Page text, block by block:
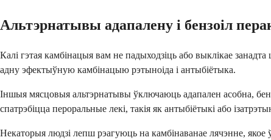
Альтэрнатывы адапалену і бензоіл
Калі гэтая камбінацыя вам не падыходзіць або выклікае
адну эфектыўную камбінацыю рэтыноіда і антыбіётыка.
Іншыя мясцовыя альтэрнатывы ўключаюць адапален асобна,
спатрэбіцца пероральные лекі, такія як антыбіётыкі або
Некаторыя людзі лепш рэагуюць на камбінаванае лячэнне,